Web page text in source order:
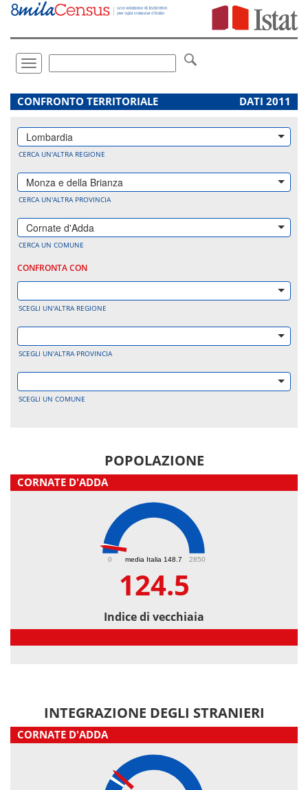
Vai
direttamente
Toggle
navigation
.
CONFRONTO TERRITORIALE DATI 2011
Lombardia
CERCA UN'ALTRA REGIONE
Monza e della Brianza
CERCA UN'ALTRA PROVINCIA
Cornate d'Adda
CERCA UN COMUNE
CONFRONTA CON
SCEGLI UN'ALTRA REGIONE
SCEGLI UN'ALTRA PROVINCIA
SCEGLI UN COMUNE
POPOLAZIONE
CORNATE D'ADDA
media Italia 148.7
0 2850
124.5
Indice di vecchiaia
INTEGRAZIONE DEGLI STRANIERI
CORNATE D'ADDA